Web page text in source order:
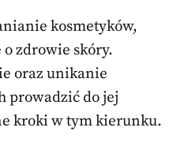
kosmetyków,
zdrowie skóry.
oraz unikanie
prowadzić do jej
kroki w tym kierunku.